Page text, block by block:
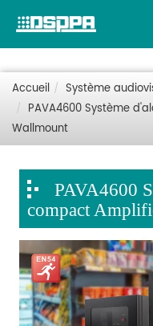
Accueil Système
PAVA4600 Système
Wallmount
PAVA4600
compact